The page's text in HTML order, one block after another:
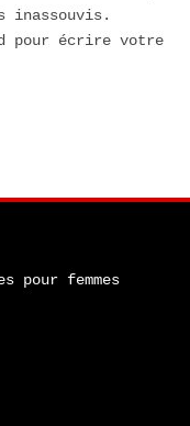
inassouvis.
pour écrire votre
pour femmes